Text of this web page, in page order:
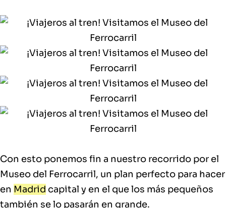
Con esto ponemos fin a nuestro recorrido por el
Museo del Ferrocarril, un plan perfecto para hacer
en Madrid capital y en el que los más pequeños
también se lo pasarán en grande.